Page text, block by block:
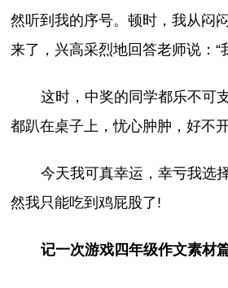
然听到我的序号。顿时，我从闷
来了，兴高采烈地回答老师说：“
这时，中奖的同学都乐不可
都趴在桌子上，忧心肿肿，好不开
今天我可真幸运，幸亏我选
然我只能吃到鸡屁股了!
记一次游戏四年级作文素材